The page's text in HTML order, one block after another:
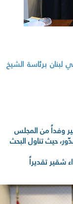
برئاسة الشيخ
وفداً من المجلس
حيث تناول البحث
شقير تقديراً